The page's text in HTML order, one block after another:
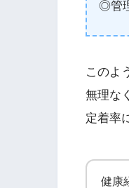
◎管
このよ
無理な
定着率
健康